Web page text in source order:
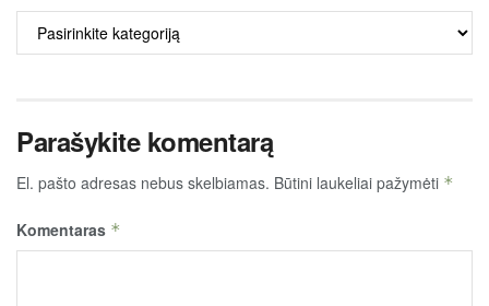
ALKO
TURINYS
Parašykite komentarą
El. pašto adresas nebus skelbiamas. Būtini laukeliai pažymėti *
Komentaras *